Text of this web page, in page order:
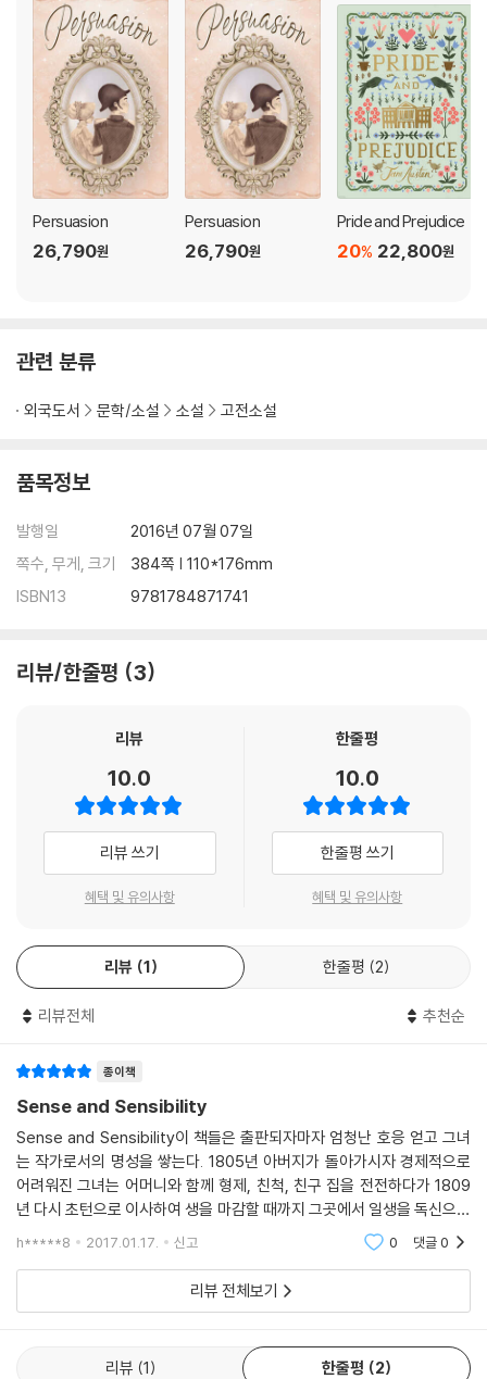
Persuasion
26,790원
Persuasion
26,790원
Pride and Prejudice
22,800원
20%
관련 분류
외국도서 문학/소설 소설 고전소설
품목정보
발행일
2016년 07월 07일
쪽수, 무게, 크기
384쪽 | 110*176mm
ISBN13
9781784871741
리뷰/한줄평 3
리뷰
10.0
리뷰 쓰기
혜택 및 유의사항
한줄평
10.0
한줄평 쓰기
혜택 및 유의사항
리뷰 1 한줄평 2
리뷰전체 추천순
종이책
Sense and Sensibility
Sense and Sensibility이 책들은 출판되자마자 엄청난 호응 얻고 그녀
는 작가로서의 명성을 쌓는다. 1805년 아버지가 돌아가시자 경제적으로
어려워진 그녀는 어머니와 함께 형제, 친척, 친구 집을 전전하다가 1809
년 다시 초턴으로 이사하여 생을 마감할 때까지 그곳에서 일생을 독신으로
살았다. 이 기간에 『분별력과 감수성(Sense and Sensibility)』(1811),
h*****8 2017.01.17. 신고 0 댓글0
리뷰 전체보기
리뷰 1 한줄평 2